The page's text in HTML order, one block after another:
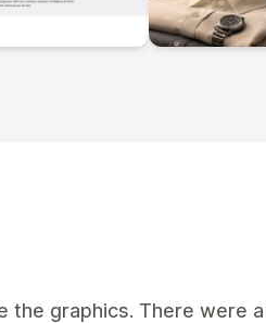
the graphics. There were